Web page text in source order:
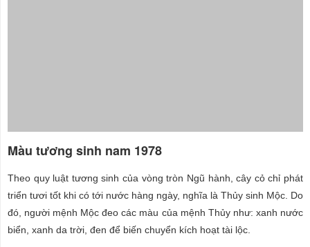
Màu tương sinh nam 1978
Theo quy luật tương sinh của vòng tròn Ngũ hành, cây cỏ chỉ phát
triển tươi tốt khi có tới nước hàng ngày, nghĩa là Thủy sinh Mộc. Do
đó, người mệnh Mộc đeo các màu của mệnh Thủy như: xanh nước
biển, xanh da trời, đen để biến chuyển kích hoạt tài lộc.